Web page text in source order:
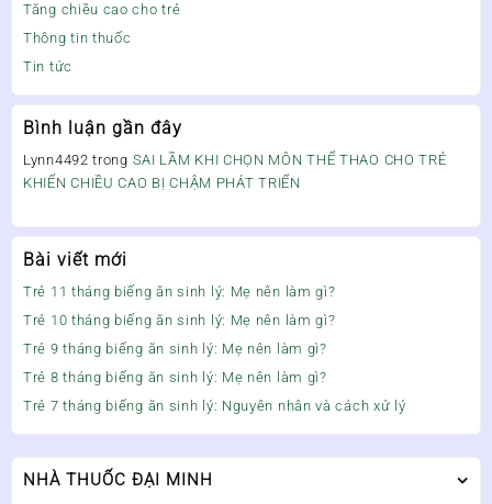
Tăng chiều cao cho trẻ
Thông tin thuốc
Tin tức
Bình luận gần đây
Lynn4492 trong SAI LẦM KHI CHỌN MÔN THỂ THAO CHO TRẺ
KHIẾN CHIỀU CAO BỊ CHẬM PHÁT TRIỂN
Bài viết mới
Trẻ 11 tháng biếng ăn sinh lý: Mẹ nên làm gì?
Trẻ 10 tháng biếng ăn sinh lý: Mẹ nên làm gì?
Trẻ 9 tháng biếng ăn sinh lý: Mẹ nên làm gì?
Trẻ 8 tháng biếng ăn sinh lý: Mẹ nên làm gì?
Trẻ 7 tháng biếng ăn sinh lý: Nguyên nhân và cách xử lý
NHÀ THUỐC ĐẠI MINH